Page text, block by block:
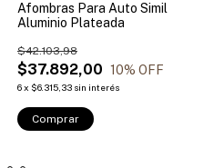
Afombras Para Auto Simil
Aluminio Plateada
$37.892,00
$42.103,98
10% OFF
6x $6.315,33 sin interés
Comprar